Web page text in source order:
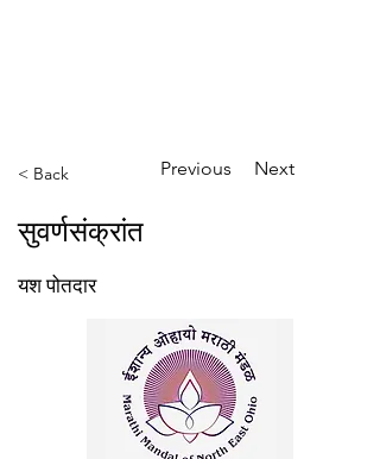
< Back Previous Next
सुवर्णसंक्रांत
यश पोतदार